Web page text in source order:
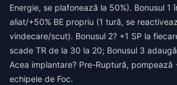
Energie, se plafonează la 50%). Bonusul 1
aliat/+50% BE propriu (1 tură, se
vindecare/scut). Bonusul 2? +1 SP la
scade TR de la 30 la 20; Bonusul 3
Acea implantare? Pre-Ruptură, pompează
echipele de Foc.